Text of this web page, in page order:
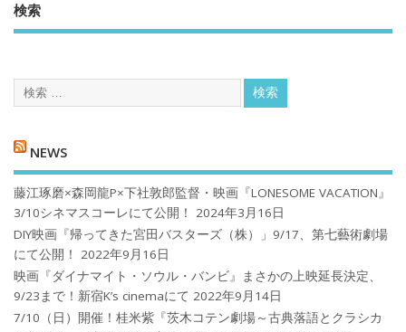
検索
NEWS
藤江琢磨×森岡龍P×下社敦郎監督・映画『LONESOME VACATION』
3/10シネマスコーレにて公開！
2024年3月16日
DIY映画『帰ってきた宮田バスターズ（株）」9/17、第七藝術劇場
にて公開！
2022年9月16日
映画『ダイナマイト・ソウル・バンビ』まさかの上映延長決定、
9/23まで！新宿K’s cinemaにて 2022年9月14日
7/10（日）開催！桂米紫『茨木コテン劇場～古典落語とクラシカ